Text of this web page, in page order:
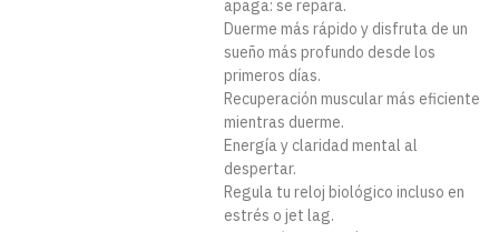
apaga: se repara.
Duerme más rápido y disfruta de un
sueño más profundo desde los
primeros días.
Recuperación muscular más eficiente
mientras duerme.
Energía y claridad mental al
despertar.
Regula tu reloj biológico incluso en
estrés o jet lag.